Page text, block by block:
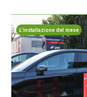
L’installazione del mese